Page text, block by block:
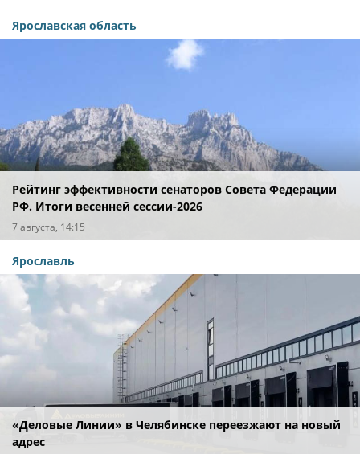
Ярославская область
Рейтинг эффективности сенаторов Совета Федерации
РФ. Итоги весенней сессии-2026
7 августа, 14:15
Ярославль
«Деловые Линии» в Челябинске переезжают на новый
адрес